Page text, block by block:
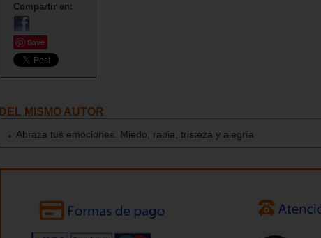
Compartir en:
Save
DEL MISMO AUTOR
Abraza tus emociones. Miedo, rabia, tristeza y alegría